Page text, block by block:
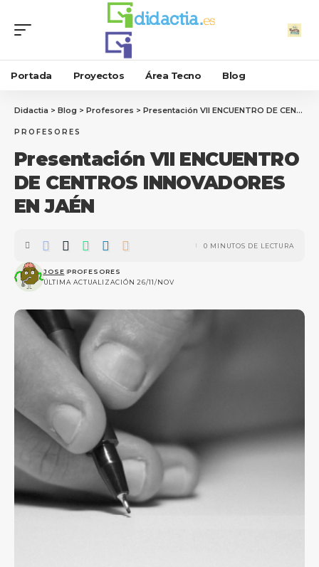
Portada Proyectos Área Tecno Blog
Didactia > Blog > Profesores > Presentación VII ENCUENTRO DE CENTROS INNOVADORES EN JAÉN
PROFESORES
Presentación VII ENCUENTRO
DE CENTROS INNOVADORES
EN JAÉN
ÚLTIMA ACTUALIZACIÓN 26/11/NOV
JOSE PROFESORES
0 MINUTOS DE LECTURA